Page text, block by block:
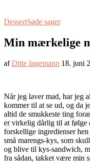
DessertSøde sager
Min mærkelige
afDitte Ingemann 18. juni
Når jeg laver mad, har jeg
kommer til at se ud, og da
altid de smukkeste ting
er virkelig dårlig til at følge
forskellige ingredienser
små marengs-kys, som
og blive til kys-sandwich,
fra sådan, takket være min